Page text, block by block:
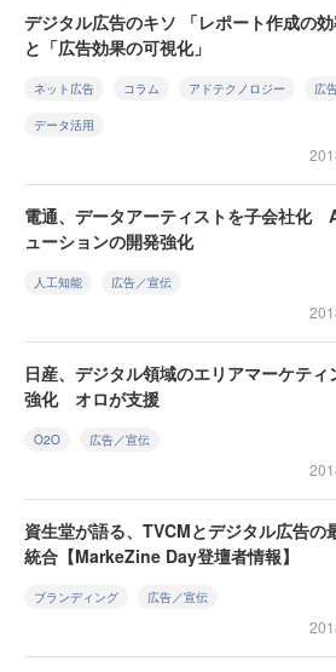
デジタル広告のキソ 「レポート作成の効
と「広告効果の可視化」
ネット広告 コラム アドテクノロジー 広
データ活用
電通、データアーティストを子会社化
ューションの開発強化
人工知能 広告／宣伝
日産、デジタル領域のエリアマーケティ
強化 オロが支援
O2O 広告／宣伝
資生堂が語る、TVCMとデジタル広告の
統合【MarkeZine Day登壇者情報】
ブランディング 広告／宣伝